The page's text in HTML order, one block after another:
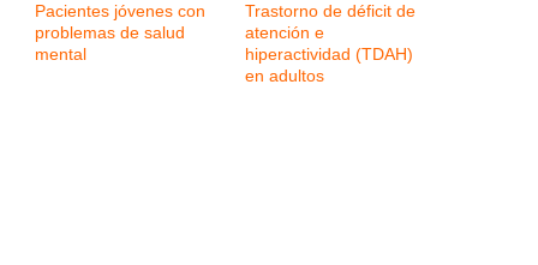
Pacientes jóvenes con
problemas de salud
mental
Trastorno de déficit de
atención e
hiperactividad (TDAH)
en adultos